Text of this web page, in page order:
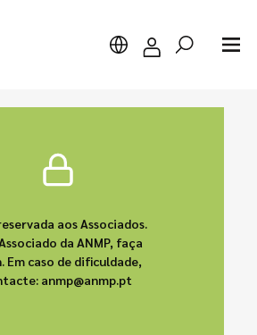
aos Associados.
da ANMP, faça
Em caso de dificuldade,
anmp@anmp.pt